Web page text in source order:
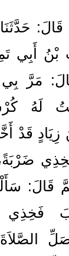
قَالَ‏:‏
بْنُ أَبِي
قَالَ‏:‏ مَرَّ
لَهُ
قَدْ
قَالَ‏:‏
الصَّلاَةَ